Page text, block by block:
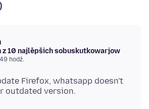
z 10 najlěpšich sobuskutkowarjow
hodź.
Firefox, whatsapp doesn't